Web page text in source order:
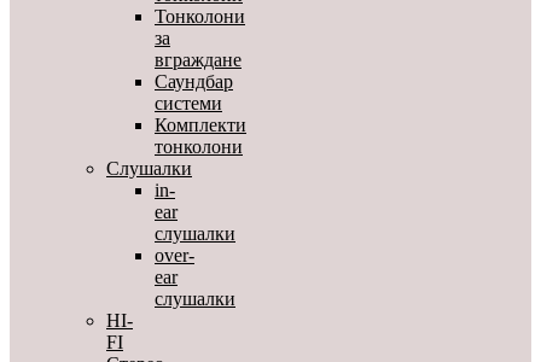
Тонколони
за
вграждане
Саундбар
системи
Комплекти
тонколони
Слушалки
in-
ear
слушалки
over-
ear
слушалки
HI-
FI